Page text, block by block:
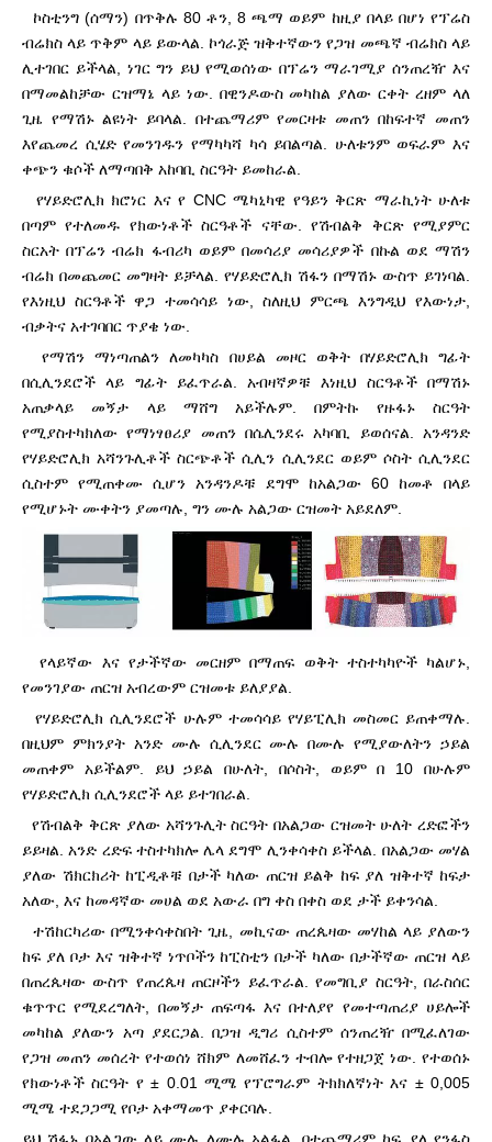
ኮስቲንግ (ሰማን) በጥቅሉ 80 ቶን, 8 ጫማ ወይም ከዚያ በላይ በሆነ የፕሬስ
ብሬክስ ላይ ጥቅም ላይ ይውላል. ኮጎራጅ ዝቅተኛውን የጋዝ መጫኛ ብሬክስ ላይ
ሊተገበር ይችላል, ነገር ግን ይህ የሚወሰነው በፕሬን ማራገሚያ ሰንጠረዥ እና
በማመልከቻው ርዝማኔ ላይ ነው. በዊንዶውስ መካከል ያለው ርቀት ረዘም ላለ
ጊዜ የማሽኑ ልዩነት ይባላል. በተጨማሪም የመርዛቱ መጠን በከፍተኛ መጠን
እየጨመረ ሲሄድ የመንገዱን የማካካሻ ካሳ ይበልጣል. ሁለቱንም ወፍራም እና
ቀጭን ቁሶች ለማጣበቅ አከባቢ ስርዓት ይመከራል.
የሃይድሮሊክ ክሮነር እና የ CNC ሜካኒካዊ የዓይን ቅርጽ ማራኪነት ሁለቱ
በጣም የተለመዱ የክውነቶች ስርዓቶች ናቸው. የሽብልቅ ቅርጽ የሚያምር
ስርአት በፕሬን ብሬክ ፋብሪካ ወይም በመሳሪያ መሳሪያዎች በኩል ወደ ማሽን
ብሬክ በመጨመር መግዛት ይቻላል. የሃይድሮሊክ ሽፋን በማሽኑ ውስጥ ይገነባል.
የእነዚህ ስርዓቶች ዋጋ ተመሳሳይ ነው, ስለዚህ ምርጫ እንግዲህ የእውነታ,
ብቃትና አተገባበር ጥያቄ ነው.
የማሽን ማነጣጠልን ለመካካስ በሀይል መዞር ወቅት በሃይድሮሊክ ግፊት
በሲሊንደሮች ላይ ግፊት ይፈጥራል. አብዛኛዎቹ እነዚህ ስርዓቶች በማሽኑ
አጠቃላይ መኝታ ላይ ማሸግ አይችሉም. በምትኩ የዙፋኑ ስርዓት
የሚያስተካክለው የማነፃፀሪያ መጠን በሴሊንደሩ አካባቢ ይወሰናል. አንዳንድ
የሃይድሮሊክ አሻንጉሊቶች ስርጭቶች ሲሊን ሲሊንደር ወይም ሶስት ሲሊንደር
ሲስተም የሚጠቀሙ ሲሆን አንዳንዶቹ ደግሞ ከአልጋው 60 ከመቶ በላይ
የሚሆኑት ሙቀትን ያመጣሉ, ግን ሙሉ አልጋው ርዝመት አይደለም.
የላይኛው እና የታችኛው መርዘም በማጠፍ ወቅት ተስተካካዮች ካልሆኑ,
የመንገያው ጠርዝ አብረውም ርዝመቱ ይለያያል.
የሃይድሮሊክ ሲሊንደሮች ሁሉም ተመሳሳይ የሃይፒሊክ መስመር ይጠቀማሉ.
በዚህም ምክንያት አንድ ሙሉ ሲሊንደር ሙሉ በሙሉ የሚያውለትን ኃይል
መጠቀም አይችልም. ይህ ኃይል በሁለት, በሶስት, ወይም በ 10 በሁሉም
የሃይድሮሊክ ሲሊንደሮች ላይ ይተገበራል.
የሽብልቅ ቅርጽ ያለው አሻንጉሊት ስርዓት በአልጋው ርዝመት ሁለት ረድፎችን
ይይዛል. አንድ ረድፍ ተስተካክሎ ሌላ ደግሞ ሊንቀሳቀስ ይችላል. በአልጋው መሃል
ያለው ሽክርክሪት ከፒዲቶቹ በታች ካለው ጠርዝ ይልቅ ከፍ ያለ ዝቅተኛ ከፍታ
አለው, እና ከመዳኛው መሀል ወደ አውራ በግ ቀስ በቀስ ወደ ታች ይቀንሳል.
ተሽከርካሪው በሚንቀሳቀስበት ጊዜ, መኪናው ጠረጴዛው መሃከል ላይ ያለውን
ከፍ ያለ ቦታ እና ዝቅተኛ ነጥቦችን ከፒስቲን በታች ካለው በታችኛው ጠርዝ ላይ
በጠረጴዛው ውስጥ የጠረጴዛ ጠርዞችን ይፈጥራል. የመግቢያ ስርዓት, በራስሰር
ቁጥጥር የሚደረግለት, በመኝታ ጠፍጣፋ እና በተለያየ የመተጣጠሪያ ሀይሎች
መካከል ያለውን አጣ ያደርጋል. በጋዝ ዲግሪ ሲስተም ሰንጠረዥ በሚፈለገው
የጋዝ መጠን መሰረት የተወሰነ ሸክም ለመሸፈን ተብሎ የተዘጋጀ ነው. የተወሰኑ
የክውነቶች ስርዓት የ ± 0.01 ሚሜ የፕሮግራም ትክክለኛነት እና ± 0,005
ሚሜ ተደጋጋሚ የቦታ አቀማመጥ ያቀርባሉ.